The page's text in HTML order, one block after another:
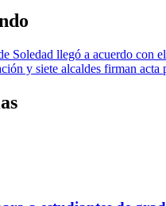
Soledad llegó a acuerdo con
y siete alcaldes firman